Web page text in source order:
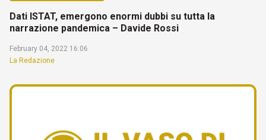
Dati ISTAT, emergono enormi dubbi su tutta la
narrazione pandemica – Davide Rossi
February 04, 2022 16:06
La Redazione